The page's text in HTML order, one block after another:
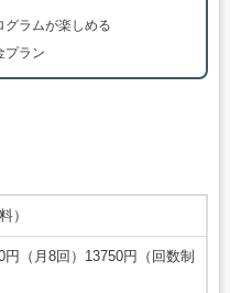
グラムが楽しめる
プラン
）
（月8回）13750円（回数制